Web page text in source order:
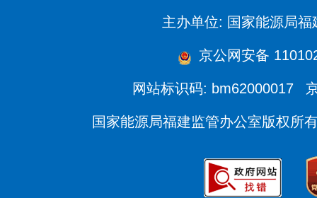
主办单位: 国家能源局福
京公网安备
网站标识码: bm62000017
国家能源局福建监管办公室版权所